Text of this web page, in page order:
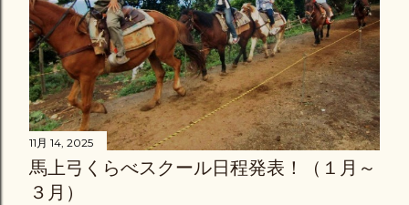
11月 14, 2025
馬上弓くらべスクール日程発表！（１月～
３月）